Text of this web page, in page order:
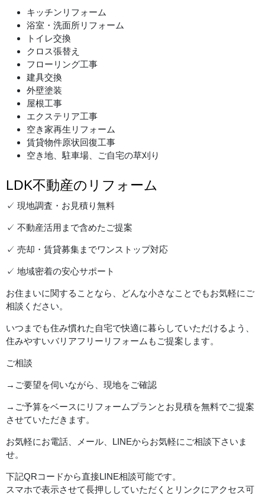
キッチンリフォーム
浴室・洗面所リフォーム
トイレ交換
クロス張替え
フローリング工事
建具交換
外壁塗装
屋根工事
エクステリア工事
空き家再生リフォーム
賃貸物件原状回復工事
空き地、駐車場、ご自宅の草刈り
LDK不動産のリフォーム
✓ 現地調査・お見積り無料
✓ 不動産活用まで含めたご提案
✓ 売却・賃貸募集までワンストップ対応
✓ 地域密着の安心サポート
お住まいに関することなら、どんな小さなことでもお気軽にご
相談ください。
いつまでも住み慣れた自宅で快適に暮らしていただけるよう、
住みやすいバリアフリーリフォームもご提案します。
ご相談
→ご要望を伺いながら、現地をご確認
→ご予算をベースにリフォームプランとお見積を無料でご提案
させていただきます。
お気軽にお電話、メール、LINEからお気軽にご相談下さいま
せ。
下記QRコードから直接LINE相談可能です。
スマホで表示させて長押ししていただくとリンクにアクセス可